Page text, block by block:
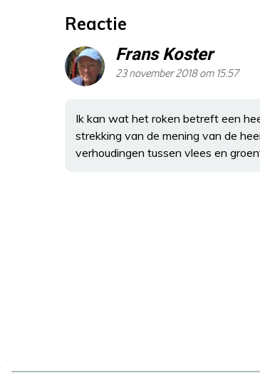
Reactie
Frans Koster
23 november 2018 om 15:57
Ik kan wat het roken betreft een
strekking van de mening van de
verhoudingen tussen vlees en